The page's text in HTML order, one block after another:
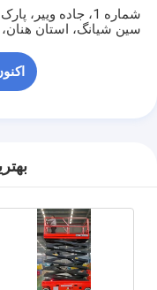
شماره 1، جاده
سین شیانگ، استان